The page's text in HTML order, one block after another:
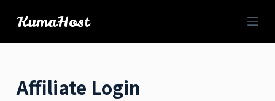
跳
至
主
容
KumaHost
Affiliate Login